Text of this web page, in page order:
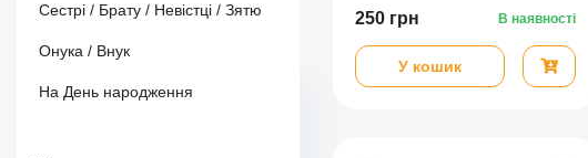
Сестрі / Брату / Невістці / Зятю
Онука / Внук
На День народження
250 грн В наявності
У кошик